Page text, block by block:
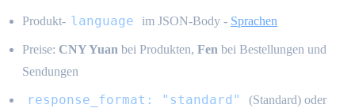
Produkt- language im JSON-Body - Sprachen
Preise: CNY Yuan bei Produkten, Fen bei Bestellungen und
Sendungen
response_format: "standard" (Standard) oder